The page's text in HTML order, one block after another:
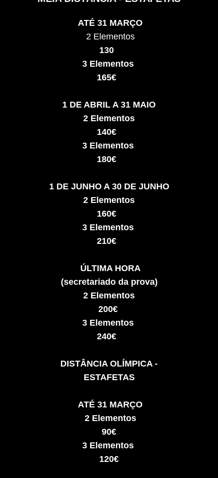
ATÉ 31 MARÇO
2 Elementos
130
3 Elementos
165€
1 DE ABRIL A 31 MAIO
2 Elementos
140€
3 Elementos
180€
1 DE JUNHO A 30 DE JUNHO
2 Elementos
160€
3 Elementos
210€
ÚLTIMA HORA
(secretariado da prova)
2 Elementos
200€
3 Elementos
240€
DISTÂNCIA OLÍMPICA -
ESTAFETAS
ATÉ 31 MARÇO
2 Elementos
90€
3 Elementos
120€